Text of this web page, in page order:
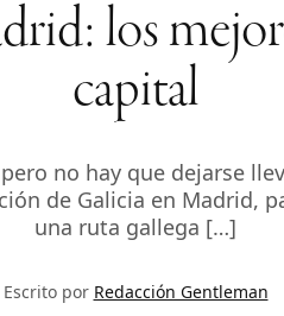
los
capital
no hay que dejarse
de Galicia en Madrid,
una ruta gallega […]
Escrito por Redacción Gentleman